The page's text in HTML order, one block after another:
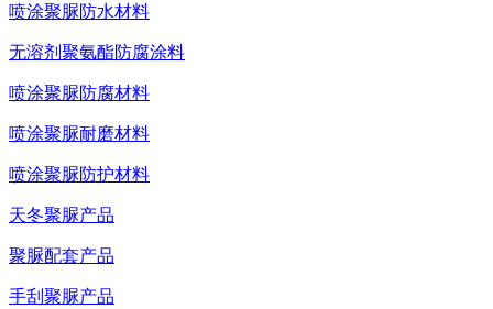
喷涂聚脲防水材料
无溶剂聚氨酯防腐涂料
喷涂聚脲防腐材料
喷涂聚脲耐磨材料
喷涂聚脲防护材料
天冬聚脲产品
聚脲配套产品
手刮聚脲产品